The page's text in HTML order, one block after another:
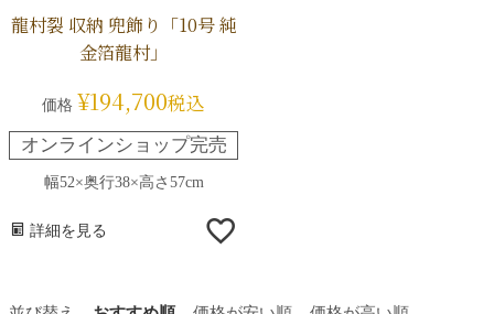
龍村裂 収納 兜飾り「10号 純
金箔龍村」
価格 ¥194,700税込
オンラインショップ完売
幅52×奥行38×高さ57cm
詳細を見る